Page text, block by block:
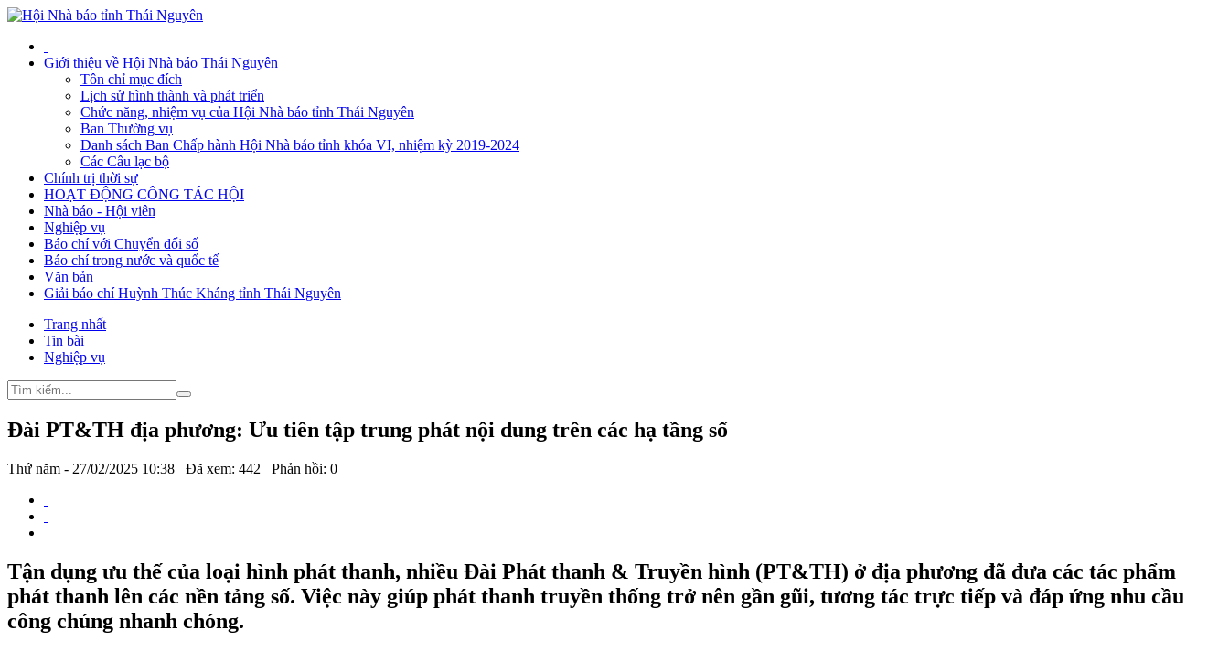
Giới thiệu về Hội Nhà báo Thái Nguyên
Tôn chỉ mục đích
Lịch sử hình thành và phát triển
Chức năng, nhiệm vụ của Hội Nhà báo tỉnh Thái Nguyên
Ban Thường vụ
Danh sách Ban Chấp hành Hội Nhà báo tỉnh khóa VI, nhiệm kỳ 2019-2024
Các Câu lạc bộ
Chính trị thời sự
HOẠT ĐỘNG CÔNG TÁC HỘI
Nhà báo - Hội viên
Nghiệp vụ
Báo chí với Chuyển đổi số
Báo chí trong nước và quốc tế
Văn bản
Giải báo chí Huỳnh Thúc Kháng tỉnh Thái Nguyên
Trang nhất
Tin bài
Nghiệp vụ
Đài PT&TH địa phương: Ưu tiên tập trung phát nội dung trên các hạ tầng số
Thứ năm - 27/02/2025 10:38 Đã xem: 442 Phản hồi: 0
Tận dụng ưu thế của loại hình phát thanh, nhiều Đài Phát thanh & Truyền hình (PT&TH) ở địa phương đã đưa các tác phẩm
phát thanh lên các nền tảng số. Việc này giúp phát thanh truyền thống trở nên gần gũi, tương tác trực tiếp và đáp ứng nhu cầu
công chúng nhanh chóng.